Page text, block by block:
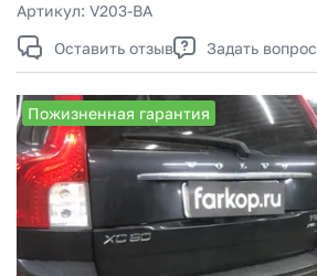
Артикул: V203-BA
Оставить отзыв
Задать вопрос
Пожизненная гарантия